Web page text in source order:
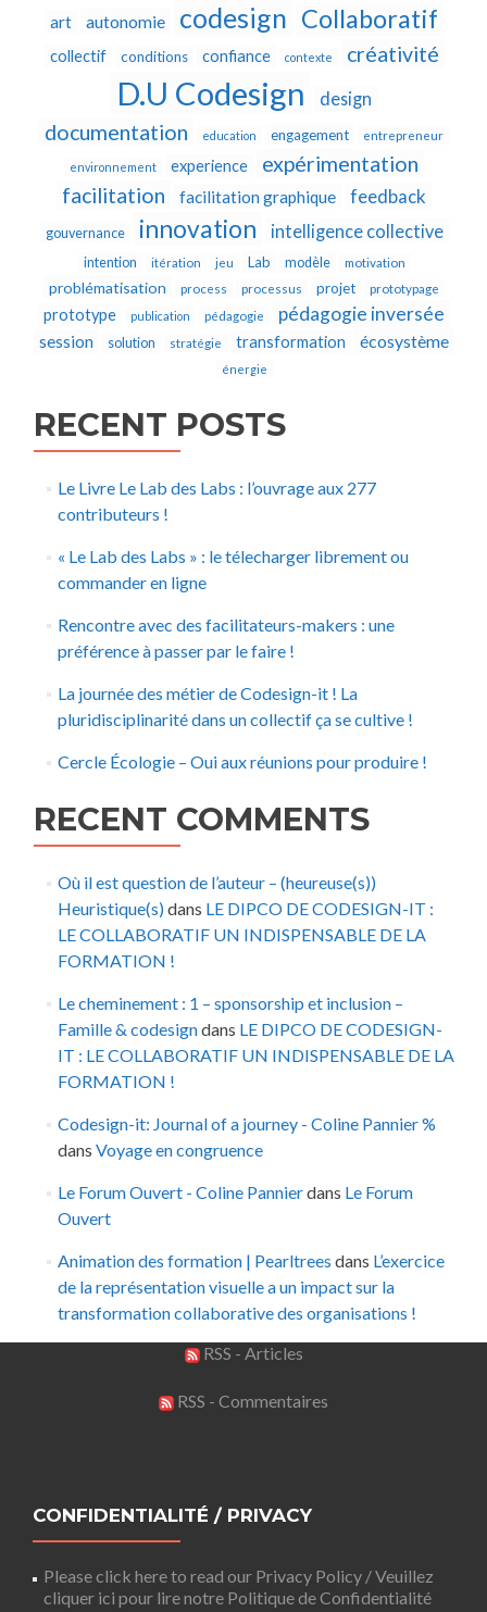
art autonomie codesign Collaboratif
collectif conditions confiance contexte créativité
D.U Codesign design
documentation education engagement entrepreneur
environnement experience
expérimentation
facilitation
facilitation graphique feedback
gouvernance innovation intelligence collective
intention itération jeu Lab modèle motivation
problématisation process processus projet prototypage
prototype publication pédagogie pédagogie inversée
session solution stratégie transformation écosystème
énergie
RECENT POSTS
Le Livre Le Lab des Labs : l’ouvrage aux 277
contributeurs !
« Le Lab des Labs » : le télecharger librement ou
commander en ligne
Rencontre avec des facilitateurs-makers : une
préférence à passer par le faire !
La journée des métier de Codesign-it ! La
pluridisciplinarité dans un collectif ça se cultive !
Cercle Écologie – Oui aux réunions pour produire !
RECENT COMMENTS
Où il est question de l’auteur – (heureuse(s))
Heuristique(s)dans LE DIPCO DE CODESIGN-IT :
LE COLLABORATIF UN INDISPENSABLE DE LA
FORMATION !
Le cheminement : 1 – sponsorship et inclusion –
Famille & codesigndans LE DIPCO DE CODESIGN-
IT : LE COLLABORATIF UN INDISPENSABLE DE LA
FORMATION !
Codesign-it: Journal of a journey - Coline Pannier %
dans Voyage en congruence
Le Forum Ouvert - Coline Pannierdans Le Forum
Ouvert
Animation des formation | Pearltrees dans L’exercice
de la représentation visuelle a un impact sur la
transformation collaborative des organisations !
RSS - Articles
RSS - Commentaires
CONFIDENTIALITÉ / PRIVACY
Please click here to read our Privacy Policy / Veuillez
cliquer ici pour lire notre Politique de Confidentialité